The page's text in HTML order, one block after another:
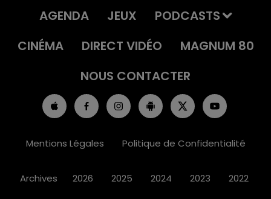
AGENDA
JEUX
PODCASTS
CINÉMA
DIRECT VIDÉO
MAGNUM 80
NOUS CONTACTER
Mentions Légales Politique de Confidentialité
Archives 2026 2025 2024 2023 2022